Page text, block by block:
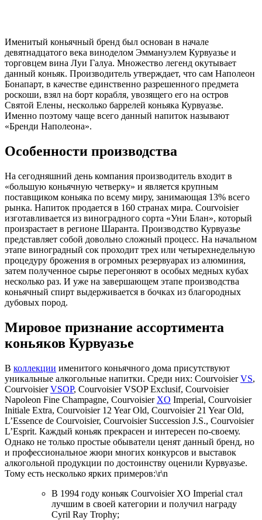
Именитый коньячный бренд был основан в начале
девятнадцатого века виноделом Эммануэлем Курвуазье и
торговцем вина Луи Галуа. Множество легенд окутывает
данный коньяк. Производитель утверждает, что сам Наполеон
Бонапарт, в качестве единственно разрешенного предмета
роскоши, взял на борт корабля, увозящего его на остров
Святой Елены, несколько баррелей коньяка Курвуазье.
Именно поэтому чаще всего данный напиток называют
«Бренди Наполеона».
Особенности производства
На сегодняшний день компания производитель входит в
«большую коньячную четверку» и является крупным
поставщиком коньяка по всему миру, занимающая 13% всего
рынка. Напиток продается в 160 странах мира. Courvoisier
изготавливается из виноградного сорта «Уни Блан», который
произрастает в регионе Шаранта. Производство Курвуазье
представляет собой довольно сложный процесс. На начальном
этапе виноградный сок проходит трех или четырехнедельную
процедуру брожения в огромных резервуарах из алюминия,
затем полученное сырье перегоняют в особых медных кубах
несколько раз. И уже на завершающем этапе производства
коньячный спирт выдерживается в бочках из благородных
дубовых пород.
Мировое признание ассортимента
коньяков Курвуазье
В коллекции именитого коньячного дома присутствуют
уникальные алкогольные напитки. Среди них: CourvoisierVS,
CourvoisierVSOP, Courvoisier VSOP Exclusif, Courvoisier
Napoleon Fine Champagne, Courvoisier XO Imperial, Courvoisier
Initiale Extra, Courvoisier 12 Year Old, Courvoisier 21 Year Old,
L’Essence de Courvoisier, Courvoisier Succession J.S., Courvoisier
L’Esprit. Каждый коньяк прекрасен и интересен по-своему.
Однако не только простые обыватели ценят данный бренд, но
и профессиональное жюри многих конкурсов и выставок
алкогольной продукции по достоинству оценили Курвуазье.
Тому есть несколько ярких примеров:\r\n
В 1994 году коньяк Courvoisier XO Imperial стал
лучшим в своей категории и получил награду
Cyril Ray Trophy;